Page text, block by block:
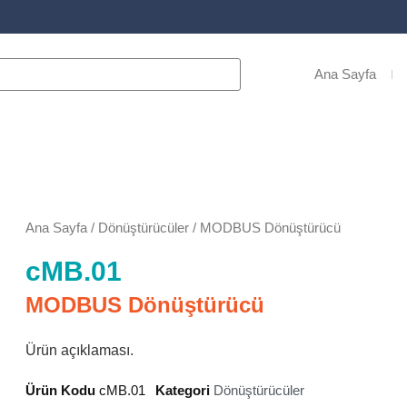
Ana Sayfa
Ana Sayfa / Dönüştürücüler / MODBUS Dönüştürücü
cMB.01
MODBUS Dönüştürücü
Ürün açıklaması.
Ürün Kodu cMB.01 Kategori Dönüştürücüler